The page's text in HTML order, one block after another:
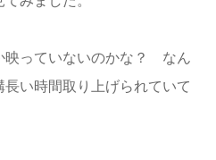
映っていないのかな？ なん
い時間取り上げられていて